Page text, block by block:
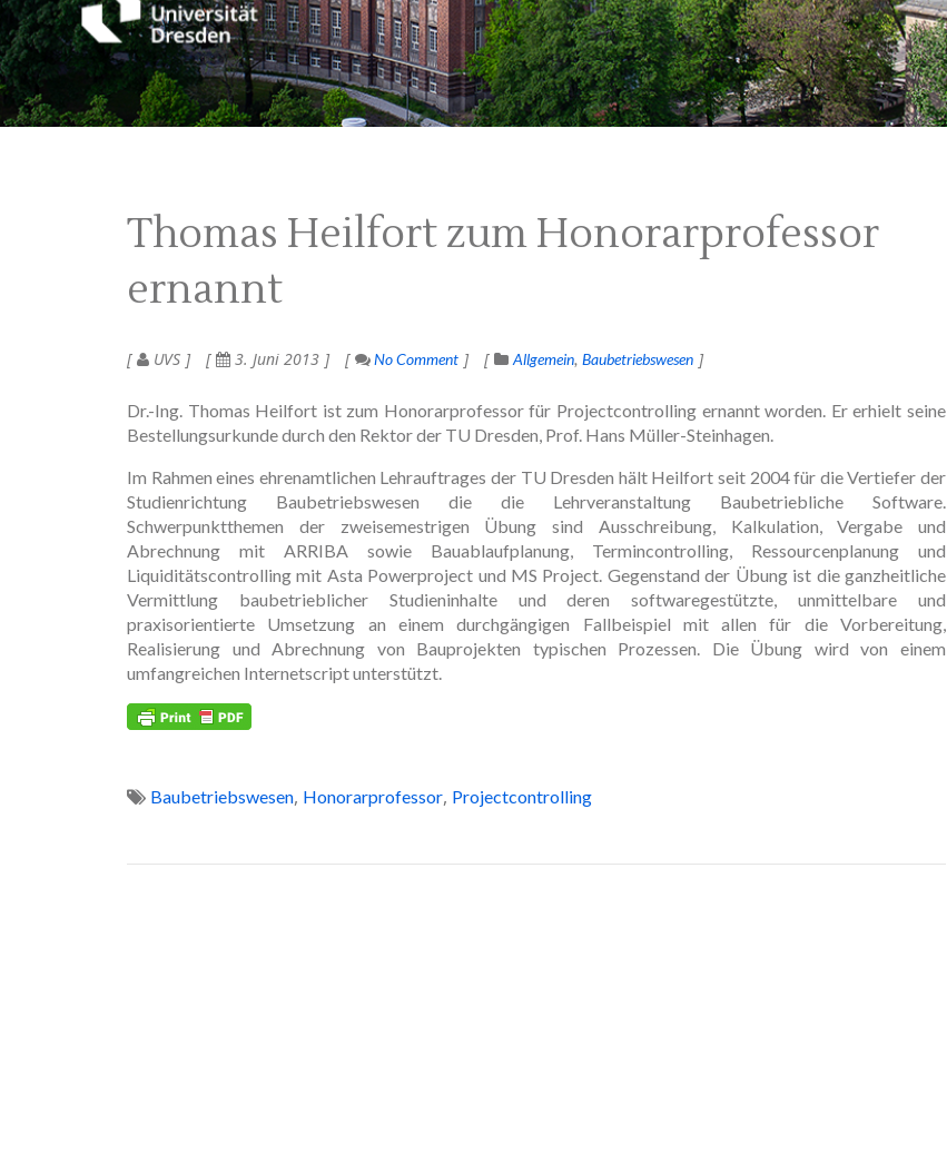
Thomas Heilfort zum Honorarprofessor
ernannt
UVS 3. Juni 2013 No Comment Allgemein Baubetriebswesen
Dr.-Ing. Thomas Heilfort ist zum Honorarprofessor für Projectcontrolling ernannt worden. Er erhielt seine
Bestellungsurkunde durch den Rektor der TU Dresden, Prof. Hans Müller-Steinhagen.
Im Rahmen eines ehrenamtlichen Lehrauftrages der TU Dresden hält Heilfort seit 2004 für die Vertiefer der
Studienrichtung Baubetriebswesen die die Lehrveranstaltung Baubetriebliche Software.
Schwerpunktthemen der zweisemestrigen Übung sind Ausschreibung, Kalkulation, Vergabe und
Abrechnung mit ARRIBA sowie Bauablaufplanung, Termincontrolling, Ressourcenplanung und
Liquiditätscontrolling mit Asta Powerproject und MS Project. Gegenstand der Übung ist die ganzheitliche
Vermittlung baubetrieblicher Studieninhalte und deren softwaregestützte, unmittelbare und
praxisorientierte Umsetzung an einem durchgängigen Fallbeispiel mit allen für die Vorbereitung,
Realisierung und Abrechnung von Bauprojekten typischen Prozessen. Die Übung wird von einem
umfangreichen Internetscript unterstützt.
Baubetriebswesen, Honorarprofessor, Projectcontrolling